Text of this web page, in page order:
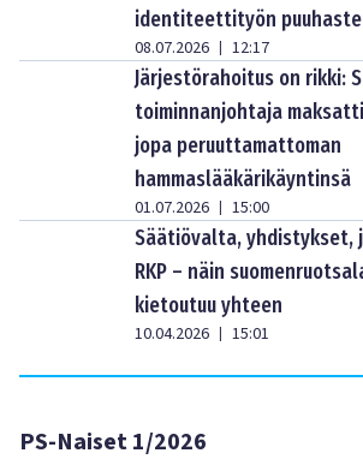
identiteettityön
08.07.2026 | 12:17
Järjestörahoitus on rikki:
toiminnanjohtaja
jopa peruuttamattoman
hammaslääkärikäyntinsä
01.07.2026 | 15:00
Säätiövalta, yhdistykset,
RKP – näin
kietoutuu yhteen
10.04.2026 | 15:01
PS-Naiset 1/2026